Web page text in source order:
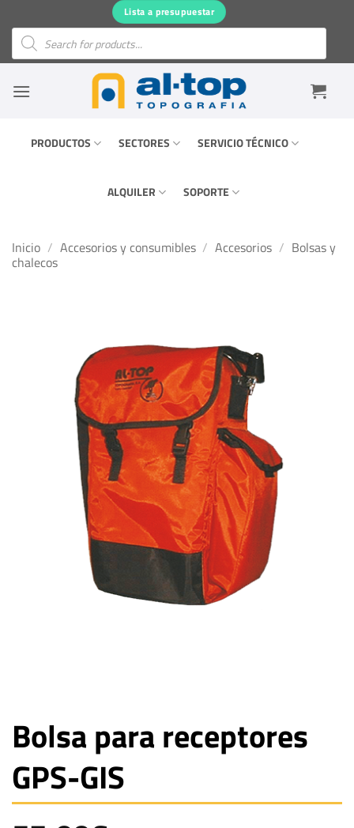
contenido
Lista a presupuestar
Búsqueda
productos
PRODUCTOS SECTORES SERVICIO TÉCNICO
ALQUILER SOPORTE
Inicio / Accesorios y consumibles / Accesorios / Bolsas y
chalecos
Bolsa para receptores
GPS-GIS